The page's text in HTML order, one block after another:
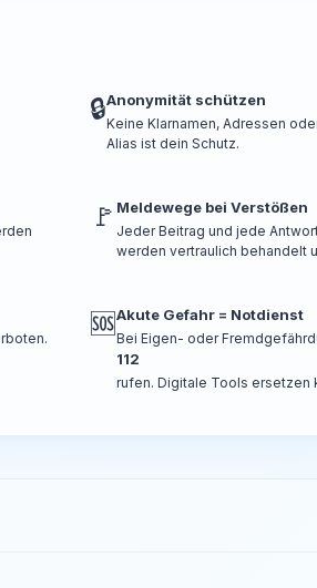
🔒Anonymität schützen
Keine Klarnamen, Adressen
Alias ist dein Schutz.
🚩 Meldewege bei Verstößen
Jeder Beitrag und jede
werden vertraulich behandelt
🆘Akute Gefahr = Notdienst
Bei Eigen- oder
112
rufen. Digitale Tools ersetzen